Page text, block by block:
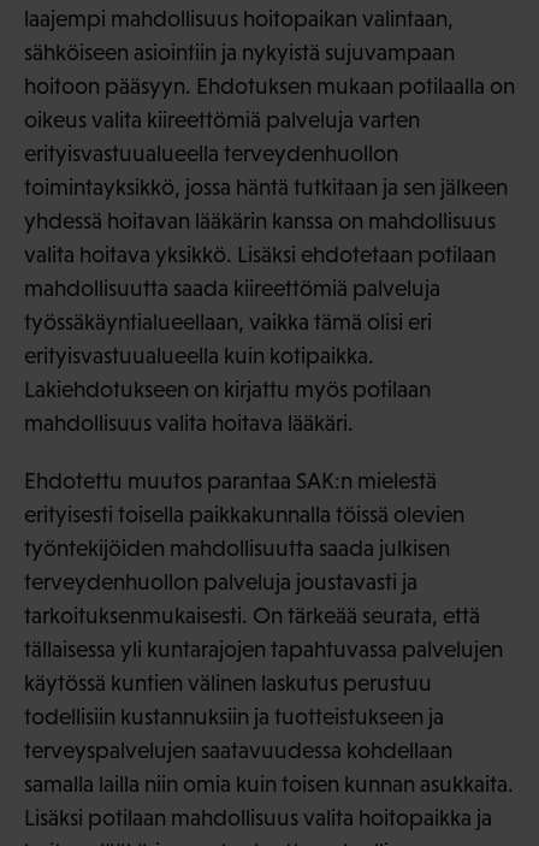
laajempi mahdollisuus hoitopaikan valintaan,
sähköiseen asiointiin ja nykyistä sujuvampaan
hoitoon pääsyyn. Ehdotuksen mukaan potilaalla on
oikeus valita kiireettömiä palveluja varten
erityisvastuualueella terveydenhuollon
toimintayksikkö, jossa häntä tutkitaan ja sen jälkeen
yhdessä hoitavan lääkärin kanssa on mahdollisuus
valita hoitava yksikkö. Lisäksi ehdotetaan potilaan
mahdollisuutta saada kiireettömiä palveluja
työssäkäyntialueellaan, vaikka tämä olisi eri
erityisvastuualueella kuin kotipaikka.
Lakiehdotukseen on kirjattu myös potilaan
mahdollisuus valita hoitava lääkäri.
Ehdotettu muutos parantaa SAK:n mielestä
erityisesti toisella paikkakunnalla töissä olevien
työntekijöiden mahdollisuutta saada julkisen
terveydenhuollon palveluja joustavasti ja
tarkoituksenmukaisesti. On tärkeää seurata, että
tällaisessa yli kuntarajojen tapahtuvassa palvelujen
käytössä kuntien välinen laskutus perustuu
todellisiin kustannuksiin ja tuotteistukseen ja
terveyspalvelujen saatavuudessa kohdellaan
samalla lailla niin omia kuin toisen kunnan asukkaita.
Lisäksi potilaan mahdollisuus valita hoitopaikka ja